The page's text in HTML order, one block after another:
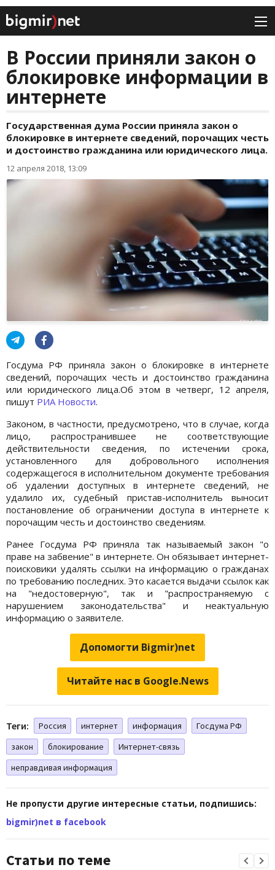
В России приняли закон о
блокировке информации в
интернете
Государственная дума России приняла закон о
блокировке в интернете сведений, порочащих честь
и достоинство гражданина или юридического лица.
12 апреля 2018, 13:09
Госдума РФ приняла закон о блокировке в интернете
сведений, порочащих честь и достоинство гражданина
или юридического лица.Об этом в четверг, 12 апреля,
пишут РИА Новости.
Законом, в частности, предусмотрено, что в случае, когда
лицо, распространившее не соответствующие
действительности сведения, по истечении срока,
установленного для добровольного исполнения
содержащегося в исполнительном документе требования
об удалении доступных в интернете сведений, не
удалило их, судебный пристав-исполнитель выносит
постановление об ограничении доступа в интернете к
порочащим честь и достоинство сведениям.
Ранее Госдума РФ приняла так называемый закон "о
праве на забвение" в интернете. Он обязывает интернет-
поисковики удалять ссылки на информацию о гражданах
по требованию последних. Это касается выдачи ссылок как
на "недостоверную", так и "распространяемую с
нарушением законодательства" и неактуальную
информацию о заявителе.
Допомогти Bigmir)net
Читайте нас в Google.News
Теги: Россия интернет информация
Госдума РФ
закон
блокирование
Интернет-связь
неправдивая информация
Не пропусти другие интересные статьи, подпишись:
bigmir)net в facebook
Статьи по теме